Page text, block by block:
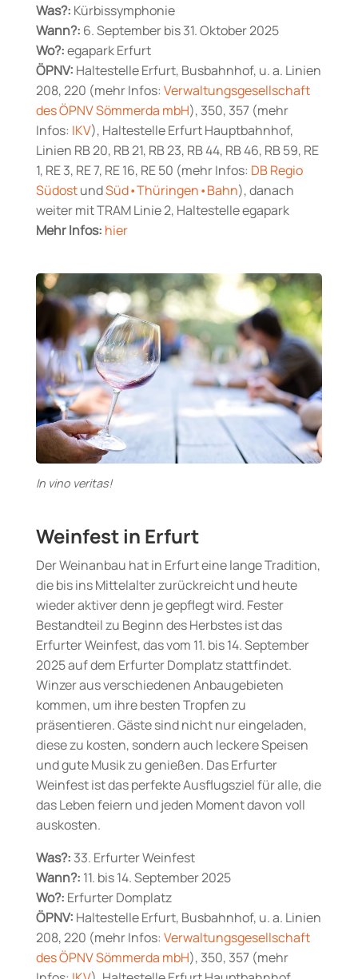
Was?: Kürbissymphonie
Wann?: 6. September bis 31. Oktober 2025
Wo?:egapark Erfurt
ÖPNV: Haltestelle Erfurt, Busbahnhof, u. a. Linien
208, 220 (mehr Infos: Verwaltungsgesellschaft
des ÖPNV Sömmerda mbH), 350, 357 (mehr
Infos: IKV), Haltestelle Erfurt Hauptbahnhof,
Linien RB 20, RB 21, RB 23, RB 44, RB 46, RB 59, RE
1, RE 3, RE 7, RE 16, RE 50 (mehr Infos: DB Regio
SüdostundSüd•Thüringen•Bahn), danach
weiter mit TRAM Linie 2, Haltestelle egapark
Mehr Infos: hier
In vino veritas!
Weinfest in Erfurt
Der Weinanbau hat in Erfurt eine lange Tradition,
die bis ins Mittelalter zurückreicht und heute
wieder aktiver denn je gepflegt wird. Fester
Bestandteil zu Beginn des Herbstes ist das
Erfurter Weinfest, das vom 11. bis 14. September
2025 auf dem Erfurter Domplatz stattfindet.
Winzer aus verschiedenen Anbaugebieten
kommen, um ihre besten Tropfen zu
präsentieren. Gäste sind nicht nur eingeladen,
diese zu kosten, sondern auch leckere Speisen
und gute Musik zu genießen. Das Erfurter
Weinfest ist das perfekte Ausflugsziel für alle, die
das Leben feiern und jeden Moment davon voll
auskosten.
Was?: 33. Erfurter Weinfest
Wann?: 11. bis 14. September 2025
Wo?: Erfurter Domplatz
ÖPNV: Haltestelle Erfurt, Busbahnhof, u. a. Linien
208, 220 (mehr Infos: Verwaltungsgesellschaft
des ÖPNV Sömmerda mbH), 350, 357 (mehr